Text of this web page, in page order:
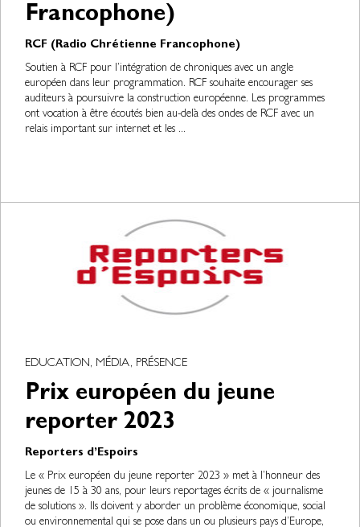
Francophone)
RCF (Radio Chrétienne Francophone)
Soutien à RCF pour l’intégration de chroniques avec un angle
européen dans leur programmation. RCF souhaite encourager ses
auditeurs à poursuivre la construction européenne. Les programmes
ont vocation à être écoutés bien au-delà des ondes de RCF avec un
relais important sur internet et les ...
EDUCATION, MÉDIA, PRÉSENCE
Prix européen du jeune
reporter 2023
Reporters d’Espoirs
Le « Prix européen du jeune reporter 2023 » met à l’honneur des
jeunes de 15 à 30 ans, pour leurs reportages écrits de « journalisme
de solutions ». Ils doivent y aborder un problème économique, social
ou environnemental qui se pose dans un ou plusieurs pays d’Europe,